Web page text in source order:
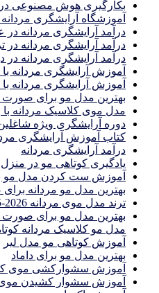
بکارگیری هوش مصنوعی
آموزشگاه آرایشگری
درآمد آرایشگری مردانه در
درآمد آرایشگری مردانه در
درآمد آرایشگری مردانه در
آموزش آرایشگری مردانه
آموزش آرایشگری مردانه
بهترین مدل مو برای
مدل موی کلاسیک مردانه
دوره آرایشگری ویژه
کتاب آموزش آرایشگری
درآمد آرایشگری مردانه
یادگیری كوتاهى مو در منزل
آموزش ست كردن مدل مو
بهترین مدل مو مردانه
ترند مدل موی مردانه 2026-2025
بهترين مدل مو براى صورت
مدل مو کلاسیک مردانه
آموزش کوتاهی مو مدل لیر
بهترین مدل مو برای داماد
آموزش سشوارکشی موی
آموزش سشوار کشیدن موی